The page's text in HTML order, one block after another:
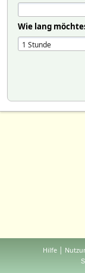
Wie lang
Hilfe |